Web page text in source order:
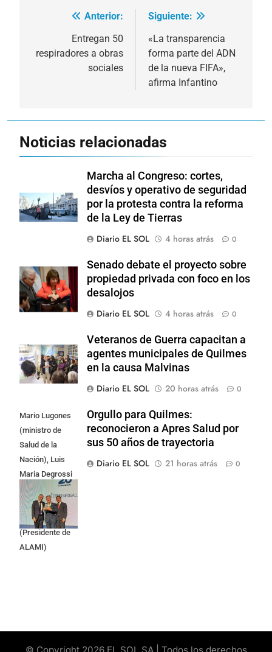
Navegación
entradas
Anterior:
Entregan 50
respiradores a obras
sociales
Siguiente:
«La transparencia
forma parte del ADN
de la nueva FIFA»,
afirma Infantino
Noticias relacionadas
Marcha al Congreso: cortes,
desvíos y operativo de seguridad
por la protesta contra la reforma
de la Ley de Tierras
Diario EL SOL
4 horas atrás 0
Senado debate el proyecto sobre
propiedad privada con foco en los
desalojos
Diario EL SOL
4 horas atrás 0
Veteranos de Guerra capacitan a
agentes municipales de Quilmes
en la causa Malvinas
Diario EL SOL
20 horas atrás 0
Mario Lugones
(ministro de
Salud de la
Nación), Luis
Maria Degrossi
(Presidente de
Apres Salud) y
Cristian Mazza
(Presidente de
ALAMI)
Orgullo para Quilmes:
reconocieron a Apres Salud por
sus 50 años de trayectoria
Diario EL SOL
21 horas atrás 0
© Copyright 2026 EL SOL SA | Todos los derechos